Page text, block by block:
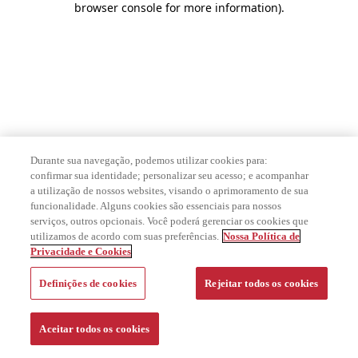
browser console for more information).
Durante sua navegação, podemos utilizar cookies para:
confirmar sua identidade; personalizar seu acesso; e acompanhar
a utilização de nossos websites, visando o aprimoramento de sua
funcionalidade. Alguns cookies são essenciais para nossos
serviços, outros opcionais. Você poderá gerenciar os cookies que
utilizamos de acordo com suas preferências. Nossa Política de
Privacidade e Cookies
Definições de cookies Rejeitar todos os cookies
Aceitar todos os cookies